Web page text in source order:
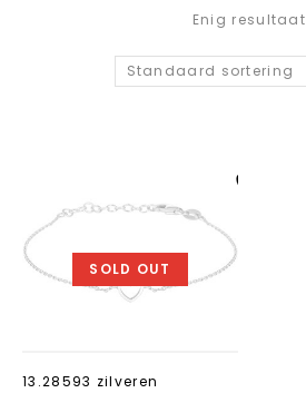
Enig resultaat
Standaard sortering
SOLD OUT
13.28593 zilveren